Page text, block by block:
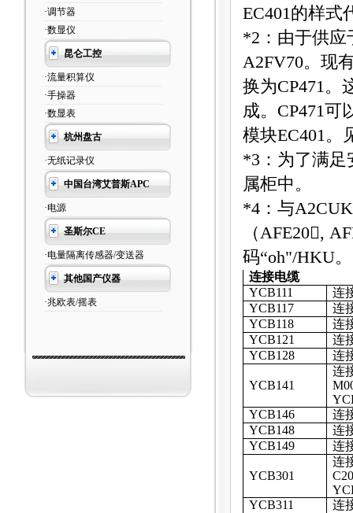
·调节器
·数显仪
昆仑工控
·流量积算仪
·手操器
·数显表
杭州盘古
·无纸记录仪
中国台湾艾普斯APC
·电源
圣斯尔CE
·电量隔离传感器/变送器
其他国产仪器
·兆欧表/摇表
EC401的样式
*2 ：由于供应
A2FV70。现
换为CP471。
成。 CP471可
模块EC401。
*3 ：为了满
属柜中。
*4 ：与
（AFE20,
码“oh"/HKU
连接电缆
YCB111
连
YCB117
连
YCB118
连
YCB121
连
YCB128
连
YCB141
连
Y
YCB146
连
YCB148
连
YCB149
连
YCB301
连
YCB311
连